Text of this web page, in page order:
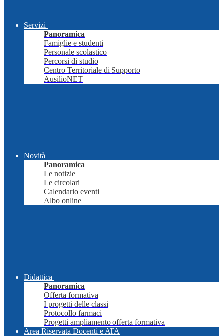
Servizi
Panoramica
Famiglie e studenti
Personale scolastico
Percorsi di studio
Centro Territoriale di Supporto
AusilioNET
Novità
Panoramica
Le notizie
Le circolari
Calendario eventi
Albo online
Didattica
Panoramica
Offerta formativa
I progetti delle classi
Protocollo farmaci
Progetti ampliamento offerta formativa
Area Riservata Docenti e ATA